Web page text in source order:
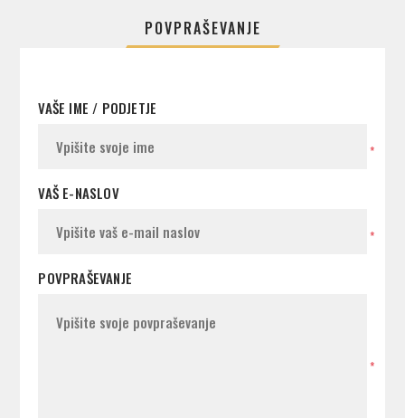
POVPRAŠEVANJE
VAŠE IME / PODJETJE
*
VAŠ E-NASLOV
*
POVPRAŠEVANJE
*